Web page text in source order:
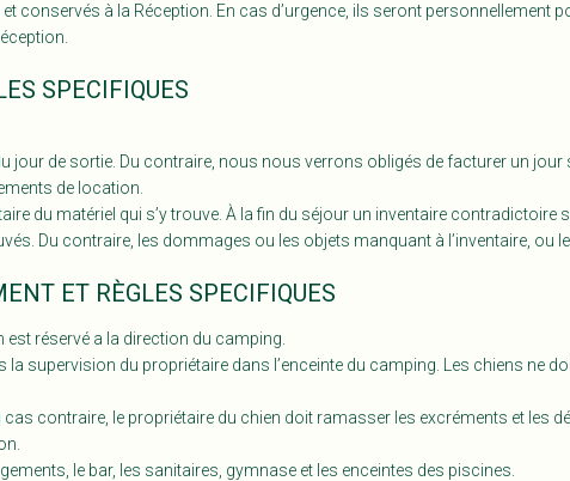
conservés à la Réception. En cas d’urgence, ils seront personnellement
SPECIFIQUES
jour de sortie. Du contraire, nous nous verrons obligés de facturer un jour
de location.
du matériel qui s’y trouve. À la fin du séjour un inventaire contradictoire
Du contraire, les dommages ou les objets manquant à l’inventaire, ou
ET RÈGLES SPECIFIQUES
réservé a la direction du camping.
la supervision du propriétaire dans l’enceinte du camping. Les chiens ne
contraire, le propriétaire du chien doit ramasser les excréments et les
le bar, les sanitaires, gymnase et les enceintes des piscines.